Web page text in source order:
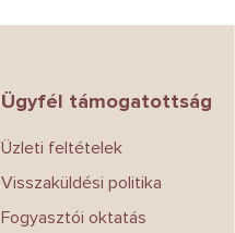
Ügyfél támogatottság
Üzleti feltételek
Visszaküldési politika
Fogyasztói oktatás